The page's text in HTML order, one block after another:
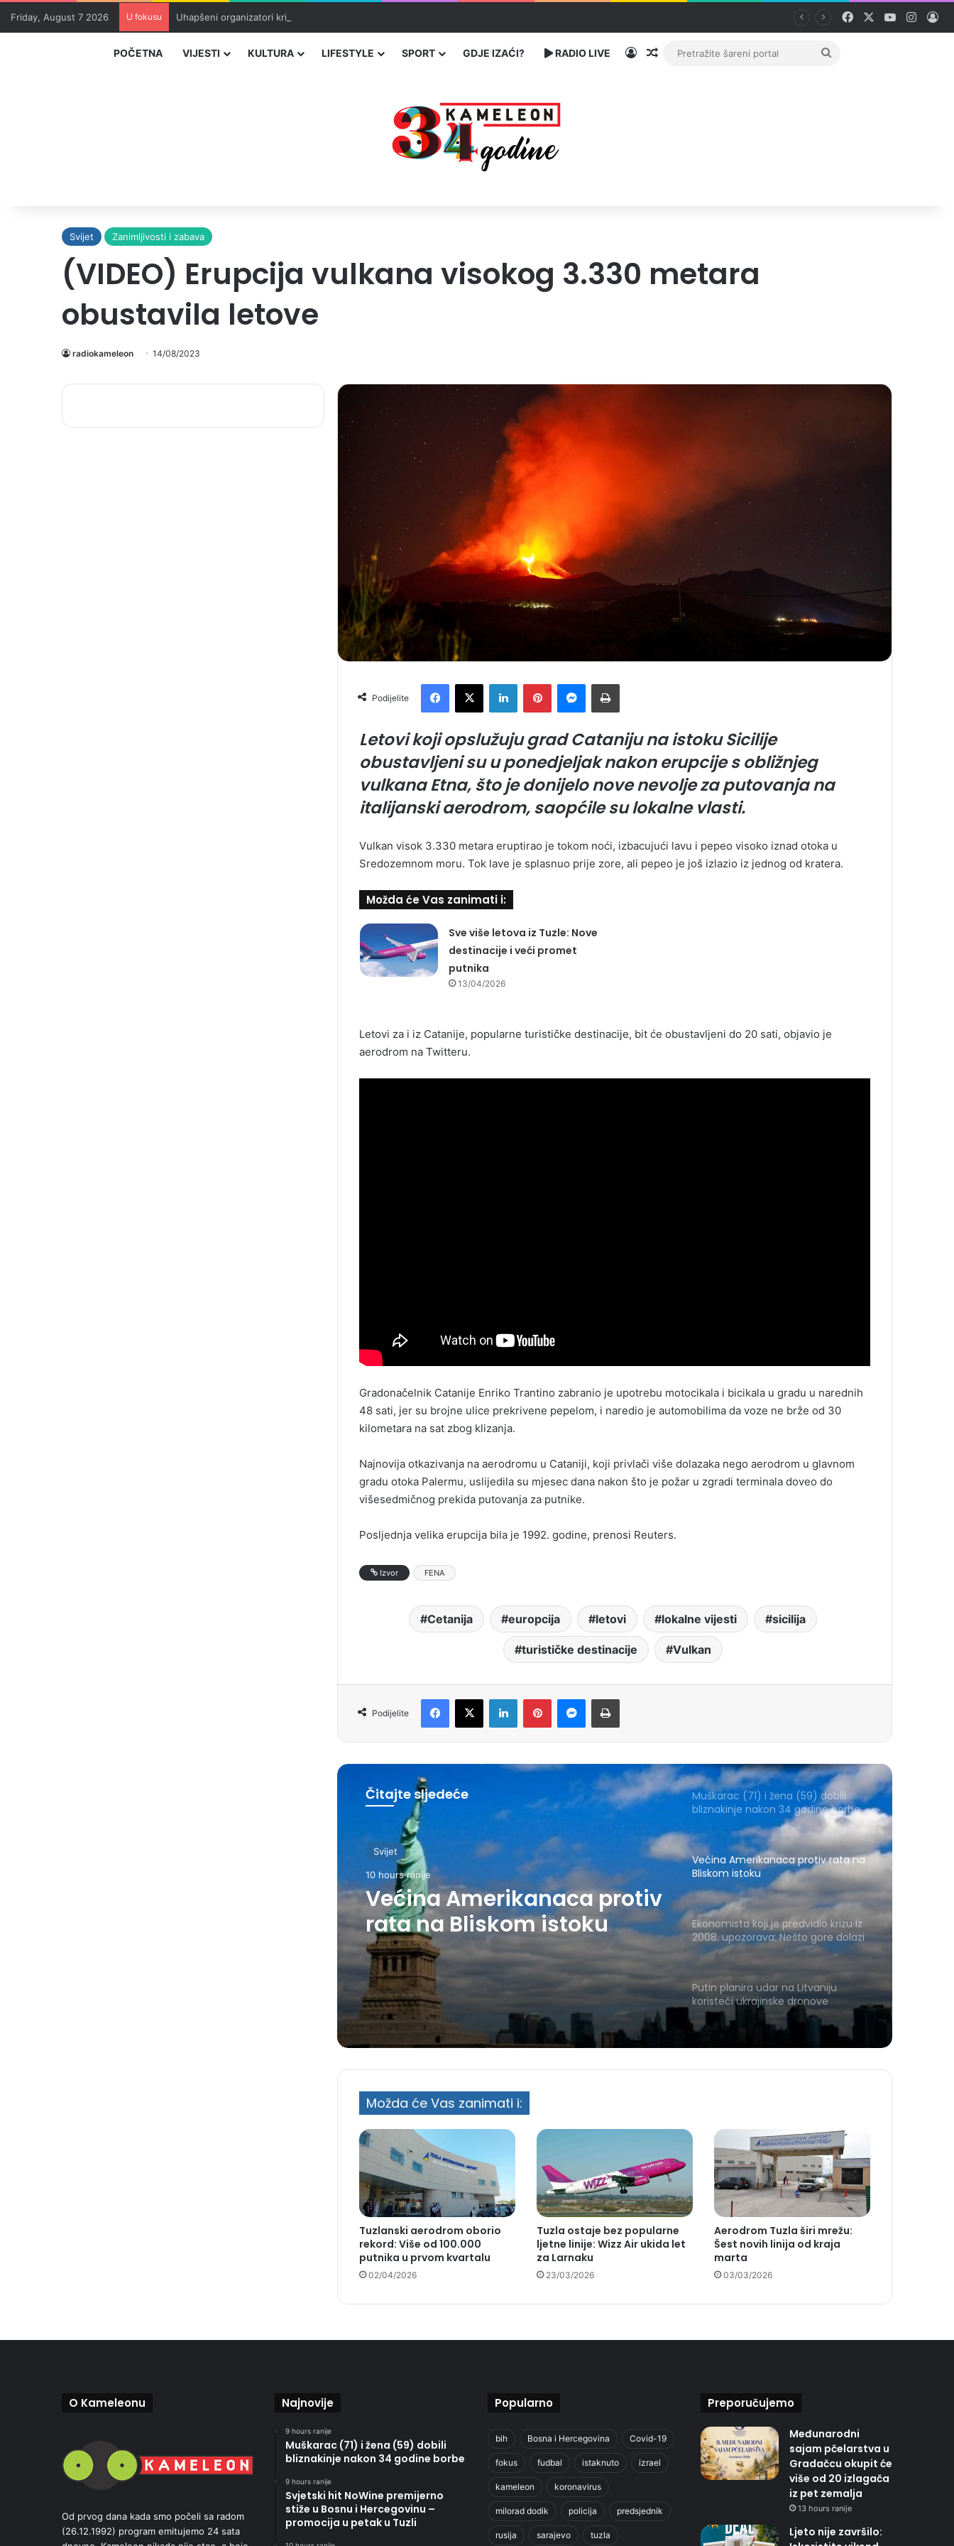
Friday, August 7 2026 U fokusu Uhapšeni organizatori krijumčarenja migranata preko BiH i Balkana Facebook YouTube
POČETNA VIJESTI KULTURA LIFESTYLE SPORT GDJE IZAĆI? RADIO LIVE PrijavaRandom članak
Pretražite
Svijet Zanimljivosti i zabava
(VIDEO) Erupcija vulkana visokog 3.330 metara
obustavila letove
radiokameleon 14/08/2023
Podijelite
Letovi koji opslužuju grad Cataniju na istoku Sicilije
obustavljeni su u ponedjeljak nakon erupcije s obližnjeg
vulkana Etna, što je donijelo nove nevolje za putovanja na
italijanski aerodrom, saopćile su lokalne vlasti.
Vulkan visok 3.330 metara eruptirao je tokom noći, izbacujući lavu i pepeo visoko iznad otoka u
Sredozemnom moru. Tok lave je splasnuo prije zore, ali pepeo je još izlazio iz jednog od kratera.
Možda će Vas zanimati i:
Sve više letova iz Tuzle: Nove
destinacije i veći promet
putnika
13/04/2026
Letovi za i iz Catanije, popularne turističke destinacije, bit će obustavljeni do 20 sati, objavio je
aerodrom na Twitteru.
Gradonačelnik Catanije Enriko Trantino zabranio je upotrebu motocikala i bicikala u gradu u narednih
48 sati, jer su brojne ulice prekrivene pepelom, i naredio je automobilima da voze ne brže od 30
kilometara na sat zbog klizanja.
Najnovija otkazivanja na aerodromu u Cataniji, koji privlači više dolazaka nego aerodrom u glavnom
gradu otoka Palermu, uslijedila su mjesec dana nakon što je požar u zgradi terminala doveo do
višesedmičnog prekida putovanja za putnike.
Posljednja velika erupcija bila je 1992. godine, prenosi Reuters.
Izvor FENA
Cetanija europcija letovi lokalne vijesti sicilija
turističke destinacije Vulkan
Podijelite
Čitajte sljedeće
Svijet
10 hours ranije
Većina Amerikanaca protiv
rata na Bliskom istoku
Muškarac (71) i žena (59) dobili
bliznakinje nakon 34 godine borbe
Većina Amerikanaca protiv rata na
Bliskom istoku
Ekonomista koji je predvidio krizu iz
2008. upozorava: Nešto gore dolazi
Putin planira udar na Litvaniju
koristeći ukrajinske dronove
Možda će Vas zanimati i:
Tuzlanski aerodrom oborio
rekord: Više od 100.000
putnika u prvom kvartalu
02/04/2026
Tuzla ostaje bez popularne
ljetne linije: Wizz Air ukida let
za Larnaku
23/03/2026
Aerodrom Tuzla širi mrežu:
Šest novih linija od kraja
marta
03/03/2026
O Kameleonu
Od prvog dana kada smo počeli sa radom
(26.12.1992) program emitujemo 24 sata
Najnovije
9 hours ranije
Muškarac (71) i žena (59) dobili
bliznakinje nakon 34 godine borbe
9 hours ranije
Svjetski hit NoWine premijerno
stiže u Bosnu i Hercegovinu –
promocija u petak u Tuzli
Popularno
bih Bosna i Hercegovina Covid-19
fokus fudbal istaknuto izrael
kameleon koronavirus
milorad dodik policija predsjednik
rusija sarajevo tuzla
Preporučujemo
Međunarodni
sajam pčelarstva u
Gradačcu okupit će
više od 20 izlagača
iz pet zemalja
13 hours ranije
Ljeto nije završilo: